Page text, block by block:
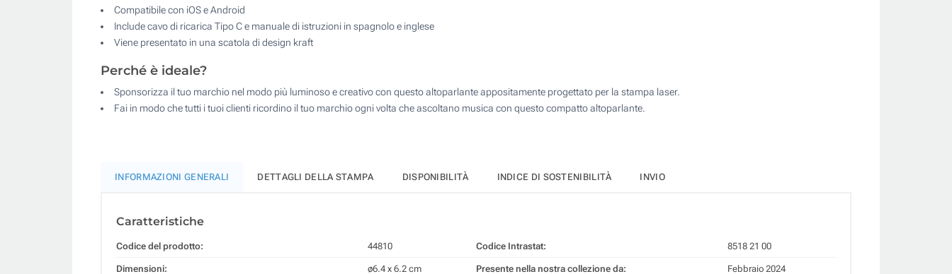
Compatibile con iOS e Android
Include cavo di ricarica Tipo C e manuale di istruzioni in spagnolo e inglese
Viene presentato in una scatola di design kraft
Perché è ideale?
Sponsorizza il tuo marchio nel modo più luminoso e creativo con questo altoparlante appositamente progettato per la stampa laser.
Fai in modo che tutti i tuoi clienti ricordino il tuo marchio ogni volta che ascoltano musica con questo compatto altoparlante.
INFORMAZIONI GENERALI DETTAGLI DELLA STAMPA DISPONIBILITÀ INDICE DI SOSTENIBILITÀ INVIO
Caratteristiche
Codice del prodotto: 44810
Dimensioni: ø6.4 x 6.2 cm
Codice Intrastat: 8518 21 00
Presente nella nostra collezione da: Febbraio 2024